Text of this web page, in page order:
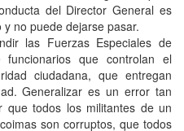
del Director General es
no puede dejarse pasar.
las Fuerzas Especiales de
que controlan el
ciudadana, que entregan
Generalizar es un error tan
que todos los militantes de un
son corruptos, que todos